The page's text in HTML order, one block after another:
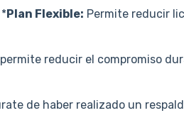
*Plan Flexible: Permite reducir
reducir el compromiso
de haber realizado un